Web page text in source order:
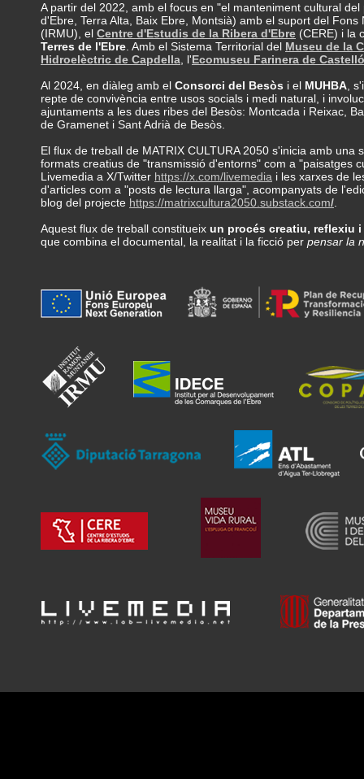
A partir del 2022, amb el focus en "el manteniment cultural
d'Ebre, Terra Alta, Baix Ebre, Montsià) amb el suport del
(IRMU), el Centre d'Estudis de la Ribera d'Ebre (CERE) i la
Terres de l'Ebre . Amb el Sistema Territorial del Museu de la
Hidroelèctric de Capdella , l'Ecomuseu Farinera de
Al 2024, en diàleg amb el Consorci del Besòs i el MUHBA ,
repte de convivència entre usos socials i medi natural, i
ajuntaments a les dues ribes del Besòs: Montcada i Reixac,
de Gramenet i Sant Adrià de Besòs.
El flux de treball de MATRIX CULTURA 2050 s'inicia amb
formats creatius de "transmissió d'entorns" com a
Livemedia a X/Twitter https://x.com/livemedia i les xarxes de
d'articles com a "posts de lectura llarga", acompanyats de
blog del projecte https://matrixcultura2050.substack.com/
Aquest flux de treball constitueix un procés creatiu, reflexiu
que combina el documental, la realitat i la ficció per pensar la